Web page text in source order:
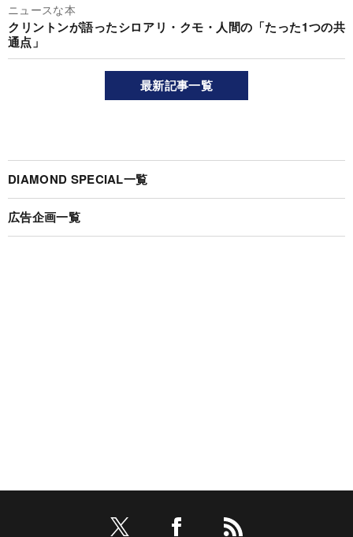
ニュースな本
クリントンが語ったシロアリ・クモ・人間の「たった1つの共
通点」
最新記事一覧
DIAMOND SPECIAL一覧
広告企画一覧